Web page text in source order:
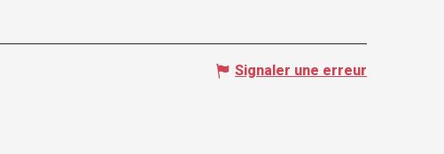
Signaler une erreur